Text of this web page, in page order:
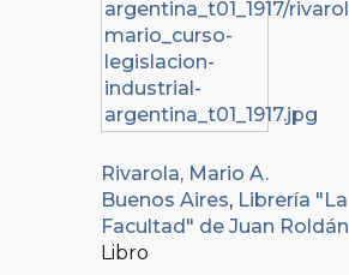
Rivarola, Mario A.
Buenos Aires, Librería "La
Facultad" de Juan Roldán
Libro